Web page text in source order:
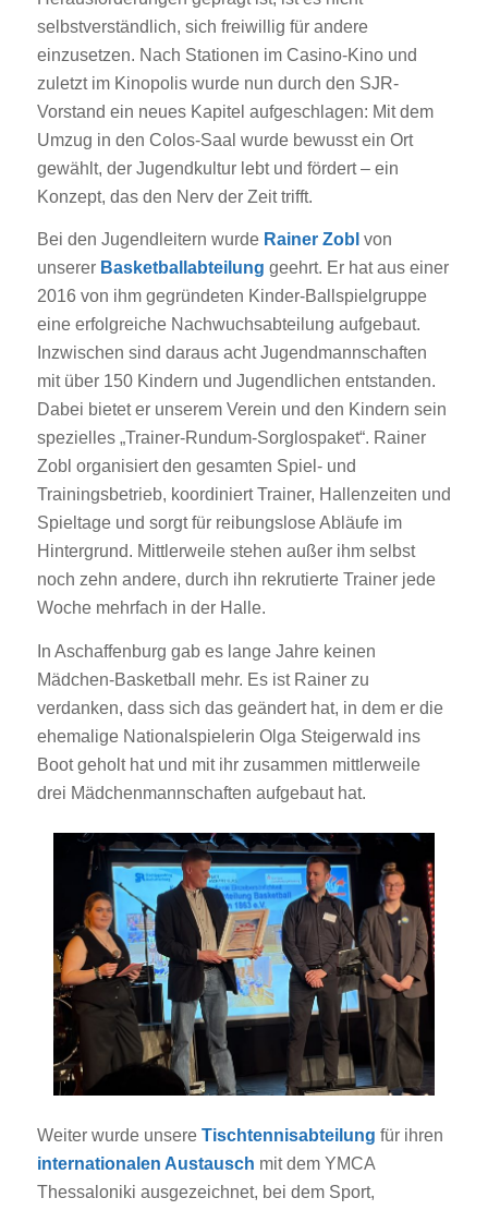
selbstverständlich, sich freiwillig für andere
einzusetzen. Nach Stationen im Casino-Kino und
zuletzt im Kinopolis wurde nun durch den SJR-
Vorstand ein neues Kapitel aufgeschlagen: Mit dem
Umzug in den Colos-Saal wurde bewusst ein Ort
gewählt, der Jugendkultur lebt und fördert – ein
Konzept, das den Nerv der Zeit trifft.
Bei den Jugendleitern wurde Rainer Zobl von
unserer Basketballabteilung geehrt. Er hat aus einer
2016 von ihm gegründeten Kinder-Ballspielgruppe
eine erfolgreiche Nachwuchsabteilung aufgebaut.
Inzwischen sind daraus acht Jugendmannschaften
mit über 150 Kindern und Jugendlichen entstanden.
Dabei bietet er unserem Verein und den Kindern sein
spezielles „Trainer-Rundum-Sorglospaket“. Rainer
Zobl organisiert den gesamten Spiel- und
Trainingsbetrieb, koordiniert Trainer, Hallenzeiten und
Spieltage und sorgt für reibungslose Abläufe im
Hintergrund. Mittlerweile stehen außer ihm selbst
noch zehn andere, durch ihn rekrutierte Trainer jede
Woche mehrfach in der Halle.
In Aschaffenburg gab es lange Jahre keinen
Mädchen-Basketball mehr. Es ist Rainer zu
verdanken, dass sich das geändert hat, in dem er die
ehemalige Nationalspielerin Olga Steigerwald ins
Boot geholt hat und mit ihr zusammen mittlerweile
drei Mädchenmannschaften aufgebaut hat.
Weiter wurde unsere Tischtennisabteilung für ihren
internationalen Austausch mit dem YMCA
Thessaloniki ausgezeichnet, bei dem Sport,